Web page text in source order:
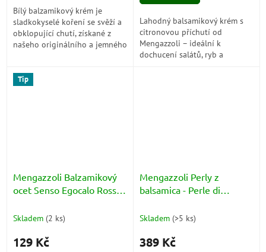
Bílý balzamikový krém je
sladkokyselé koření se svěží a
obklopující chutí, získané z
našeho originálního a jemného
Lahodný balsamikový krém s
citronovou příchutí od
Mengazzoli – ideální k
dochucení salátů, ryb a
Tip
Mengazzoli Balzamikový
ocet Senso Egocalo Rosso
di Modena) IGP 250ml
Skladem (2 ks)
129 Kč
Mengazzoli Perly z
balsamica - Perle di
Skladem (>5 ks)
389 Kč